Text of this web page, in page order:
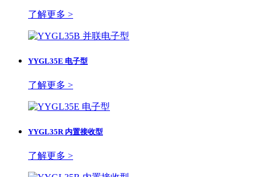
了解更多 >
YYGL35E 电子型
了解更多 >
YYGL35R 内置接收型
了解更多 >